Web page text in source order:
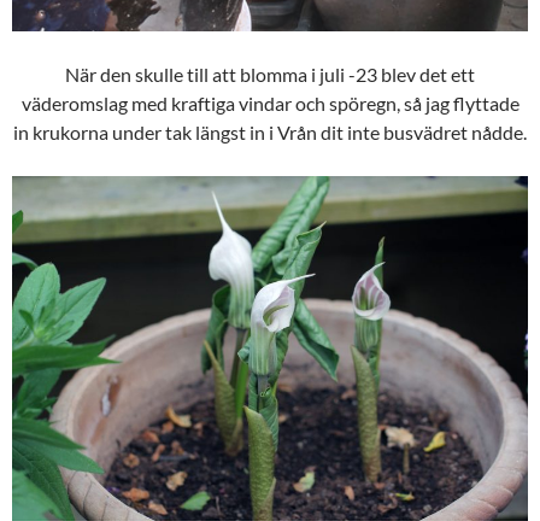
När den skulle till att blomma i juli -23 blev det ett
väderomslag med kraftiga vindar och spöregn, så jag flyttade
in krukorna under tak längst in i Vrån dit inte busvädret nådde.